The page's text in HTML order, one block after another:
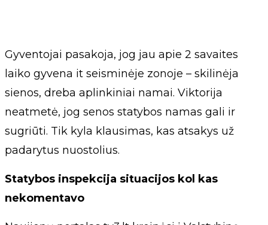
Gyventojai pasakoja, jog jau apie 2 savaites
laiko gyvena it seisminėje zonoje – skilinėja
sienos, dreba aplinkiniai namai. Viktorija
neatmetė, jog senos statybos namas gali ir
sugriūti. Tik kyla klausimas, kas atsakys už
padarytus nuostolius.
Statybos inspekcija situacijos kol kas
nekomentavo